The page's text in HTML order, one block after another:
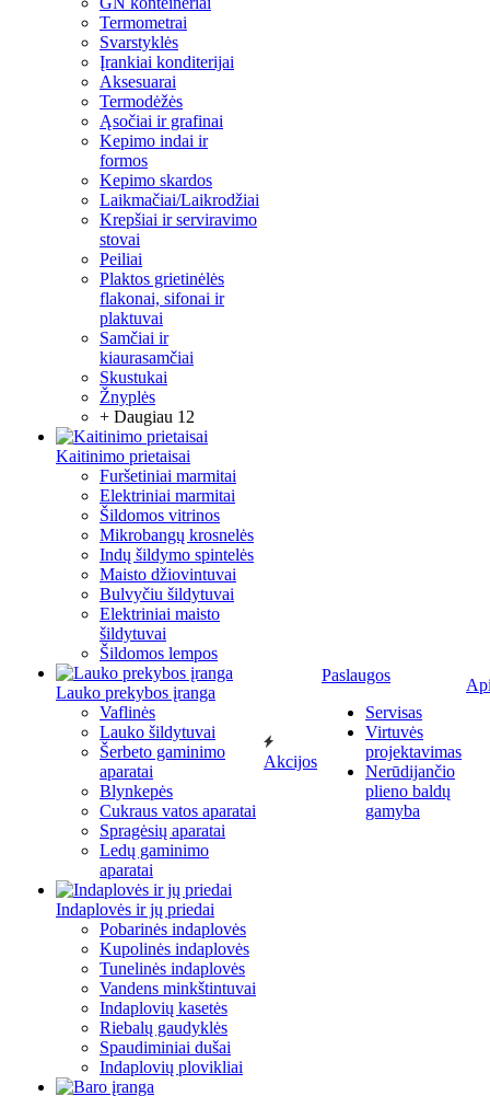
Termometrai
Svarstyklės
Įrankiai konditerijai
Aksesuarai
Termodėžės
Ąsočiai ir grafinai
Kepimo indai ir
formos
Kepimo skardos
Laikmačiai/Laikrodžiai
Krepšiai ir serviravimo
stovai
Peiliai
Plaktos grietinėlės
flakonai, sifonai ir
plaktuvai
Samčiai ir
kiaurasamčiai
Skustukai
Žnyplės
+ Daugiau 12
Kaitinimo prietaisai
Furšetiniai marmitai
Elektriniai marmitai
Šildomos vitrinos
Mikrobangų krosnelės
Indų šildymo spintelės
Maisto džiovintuvai
Bulvyčiu šildytuvai
Elektriniai maisto
šildytuvai
Šildomos lempos
Lauko prekybos įranga
Vaflinės
Lauko šildytuvai
Šerbeto gaminimo
aparatai
Blynkepės
Cukraus vatos aparatai
Spragėsių aparatai
Ledų gaminimo
aparatai
Indaplovės ir jų priedai
Pobarinės indaplovės
Kupolinės indaplovės
Tunelinės indaplovės
Vandens minkštintuvai
Indaplovių kasetės
Riebalų gaudyklės
Spaudiminiai dušai
Indaplovių plovikliai
Akcijos
Paslaugos
Servisas
Virtuvės
projektavimas
Nerūdijančio
plieno baldų
gamyba